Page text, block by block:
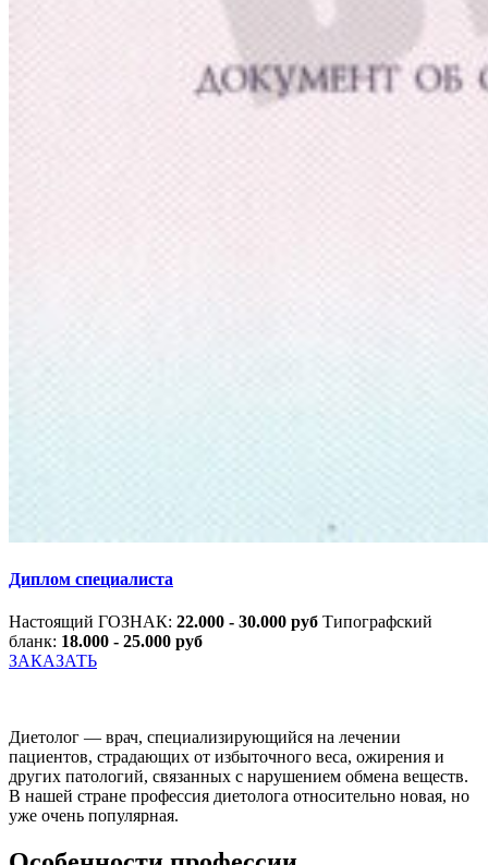
Диплом специалиста
Настоящий ГОЗНАК: 22.000 - 30.000 руб Типографский
бланк: 18.000 - 25.000 руб
ЗАКАЗАТЬ
Диетолог — врач, специализирующийся на лечении
пациентов, страдающих от избыточного веса, ожирения и
других патологий, связанных с нарушением обмена веществ.
В нашей стране профессия диетолога относительно новая, но
уже очень популярная.